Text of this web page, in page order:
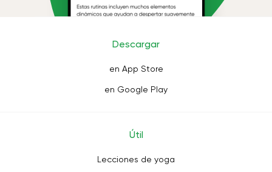
Descargar
en App Store
en Google Play
Útil
Lecciones de yoga